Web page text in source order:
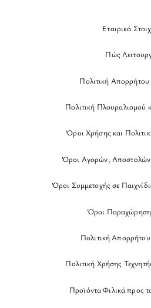
Εταιρικά
Πώς
Πολιτική
Πολιτική Πλουραλισμού
Όροι Χρήσης και
Όροι Αγορών,
Όροι Συμμετοχής σε
Όροι
Πολιτική
Πολιτική Χρήσης
Προϊόντα Φιλικά προς